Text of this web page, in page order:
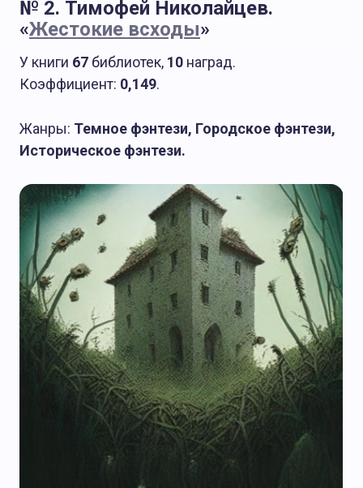
№ 2. Тимофей Николайцев.
«Жестокие всходы»
У книги 67 библиотек, 10 наград.
Коэффициент: 0,149.
Жанры: Темное фэнтези, Городское фэнтези,
Историческое фэнтези.